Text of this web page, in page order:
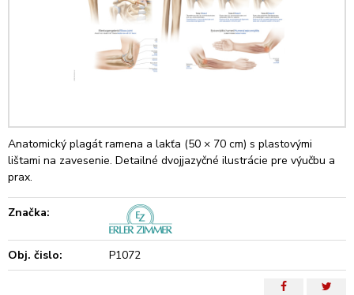
Anatomický plagát ramena a lakťa (50 × 70 cm) s plastovými
lištami na zavesenie. Detailné dvojjazyčné ilustrácie pre výučbu a
prax.
Značka:
Obj. čislo: P1072